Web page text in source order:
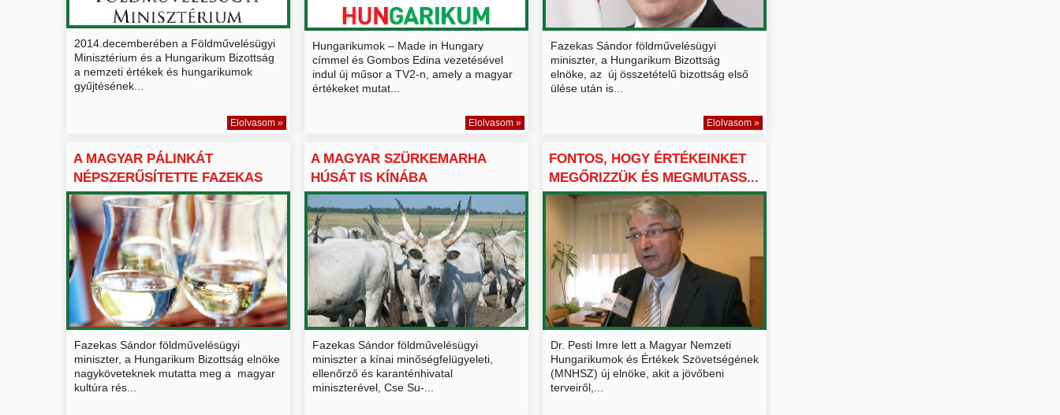
2014.decemberében a Földművelésügyi
Minisztérium és a Hungarikum Bizottság
a nemzeti értékek és hungarikumok
gyűjtésének...
Elolvasom »
Hungarikumok – Made in Hungary
címmel és Gombos Edina vezetésével
indul új műsor a TV2-n, amely a magyar
értékeket mutat...
Elolvasom »
Fazekas Sándor földművelésügyi
miniszter, a Hungarikum Bizottság
elnöke, az új összetételű bizottság első
ülése után is...
Elolvasom »
A MAGYAR PÁLINKÁT
NÉPSZERŰSÍTETTE FAZEKAS
SÁNDOR
Fazekas Sándor földművelésügyi
miniszter, a Hungarikum Bizottság elnöke
nagyköveteknek mutatta meg a magyar
kultúra rés...
A MAGYAR SZÜRKEMARHA
HÚSÁT IS KÍNÁBA
EXPORTÁLHAT...
Fazekas Sándor földművelésügyi
miniszter a kínai minőségfelügyeleti,
ellenőrző és karanténhivatal
miniszterével, Cse Su-...
FONTOS, HOGY ÉRTÉKEINKET
MEGŐRIZZÜK ÉS MEGMUTASS...
Dr. Pesti Imre lett a Magyar Nemzeti
Hungarikumok és Értékek Szövetségének
(MNHSZ) új elnöke, akit a jövőbeni
terveiről,...